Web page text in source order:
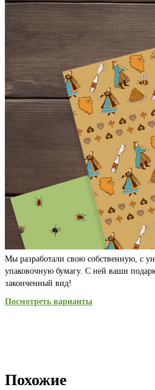
Мы разработали свою собственную, с
упаковочную бумагу. С ней ваши
законченный вид!
Посмотреть варианты
Похожие